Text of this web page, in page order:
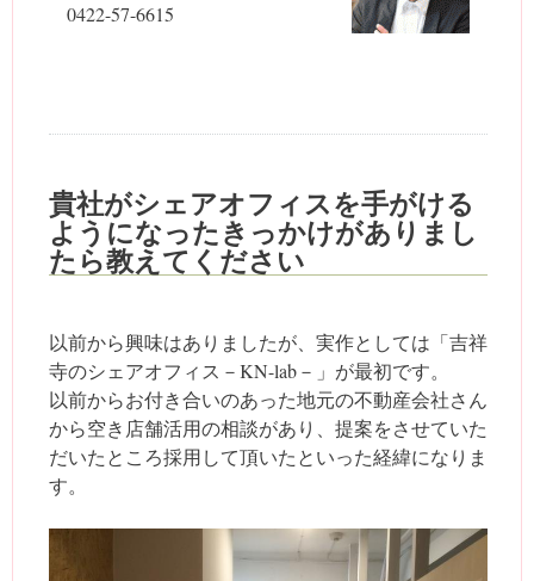
0422-57-6615
貴社がシェアオフィスを手がける
ようになったきっかけがありまし
たら教えてください
以前から興味はありましたが、実作としては「吉祥
寺のシェアオフィス－KN-lab－」が最初です。
以前からお付き合いのあった地元の不動産会社さん
から空き店舗活用の相談があり、提案をさせていた
だいたところ採用して頂いたといった経緯になりま
す。